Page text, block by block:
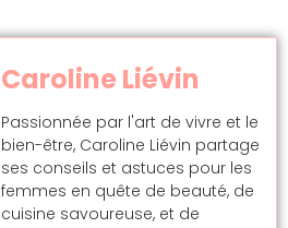
Caroline Liévin
Passionnée par l'art de vivre et le
bien-être, Caroline Liévin partage
ses conseils et astuces pour les
femmes en quête de beauté, de
cuisine savoureuse, et de